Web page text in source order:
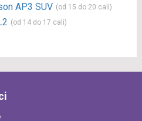
AP3 SUV (od 15 do 20 cali)
(od 14 do 17 cali)